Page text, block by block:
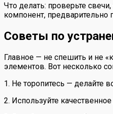
Что делать: проверьте
компонент, предварительно
Советы по
Главное — не спешить и не
элементов. Вот несколько
1. Не торопитесь — делайте
2. Используйте